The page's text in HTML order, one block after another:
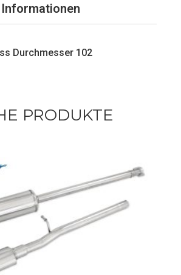
Durchmesser 102
PRODUKTE